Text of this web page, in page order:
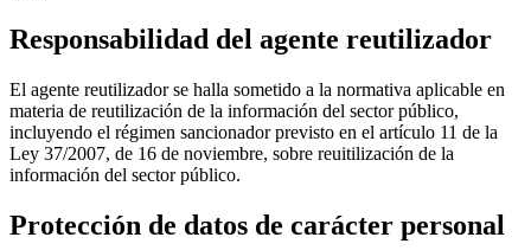
Responsabilidad del agente reutilizador
El agente reutilizador se halla sometido a la normativa aplicable en
materia de reutilización de la información del sector público,
incluyendo el régimen sancionador previsto en el artículo 11 de la
Ley 37/2007, de 16 de noviembre, sobre reuitilización de la
información del sector público.
Protección de datos de carácter personal